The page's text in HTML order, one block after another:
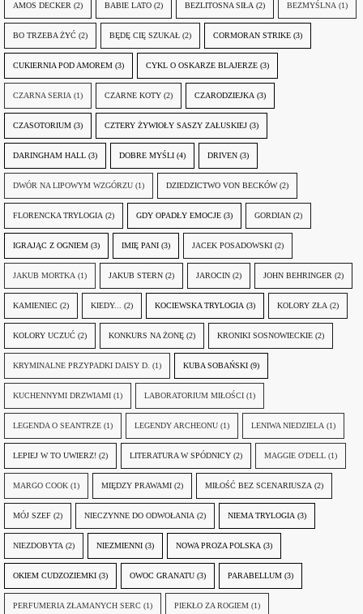
AMOS DECKER (2) BABIE LATO (2) BEZLITOSNA SIŁA (2) BEZMYŚLNA (1)
BO TRZEBA ŻYĆ (2) BĘDĘ CIĘ SZUKAŁ (2) CORMORAN STRIKE (3)
CUKIERNIA POD AMOREM (3) CYKL O OSKARZE BLAJERZE (3)
CZARNA SERIA (1) CZARNE KOTY (2) CZARODZIEJKA (3)
CZASOTORIUM (3) CZTERY ŻYWIOŁY SASZY ZAŁUSKIEJ (3)
DARINGHAM HALL (3) DOBRE MYŚLI (4) DRIVEN (3)
DWÓR NA LIPOWYM WZGÓRZU (1) DZIEDZICTWO VON BECKÓW (2)
FLORENCKA TRYLOGIA (2) GDY OPADŁY EMOCJE (3) GORDIAN (2)
IGRAJĄC Z OGNIEM (3) IMIĘ PANI (3) JACEK POSADOWSKI (2)
JAKUB MORTKA (1) JAKUB STERN (2) JAROCIN (2) JOHN BEHRINGER (2)
KAMIENIEC (2) KIEDY... (2) KOCIEWSKA TRYLOGIA (3) KOLORY ZŁA (2)
KOLORY UCZUĆ (2) KONKURS NA ŻONĘ (2) KRONIKI SOSNOWIECKIE (2)
KRYMINALNE PRZYPADKI DAISY D. (1) KUBA SOBAŃSKI (9)
KUCHENNYMI DRZWIAMI (1) LABORATORIUM MIŁOŚCI (1)
LEGENDA O SEANTRZE (1) LEGENDY ARCHEONU (1) LENIWA NIEDZIELA (1)
LEPIEJ W TO UWIERZ! (2) LITERATURA W SPÓDNICY (2) MAGGIE O'DELL (1)
MARGO COOK (1) MIĘDZY PRAWAMI (2) MIŁOŚĆ BEZ SCENARIUSZA (2)
MÓJ SZEF (2) NIECZYNNE DO ODWOŁANIA (2) NIEMA TRYLOGIA (3)
NIEZDOBYTA (2) NIEZMIENNI (3) NOWA PROZA POLSKA (3)
OKIEM CUDZOZIEMKI (3) OWOC GRANATU (3) PARABELLUM (3)
PERFUMERIA ZŁAMANYCH SERC (1) PIEKŁO ZA ROGIEM (1)